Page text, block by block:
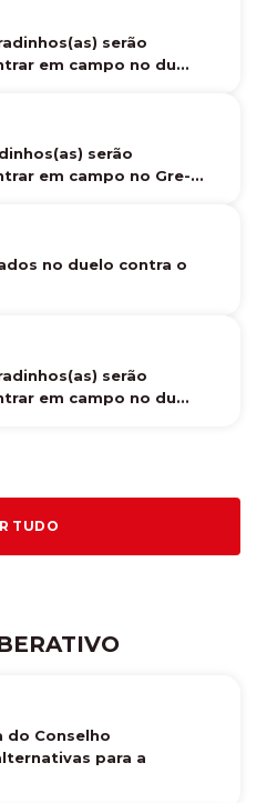
serão
em campo no du...
serão
em campo no Gre-...
no duelo contra o
serão
em campo no du...
TUDO
do Conselho
para a